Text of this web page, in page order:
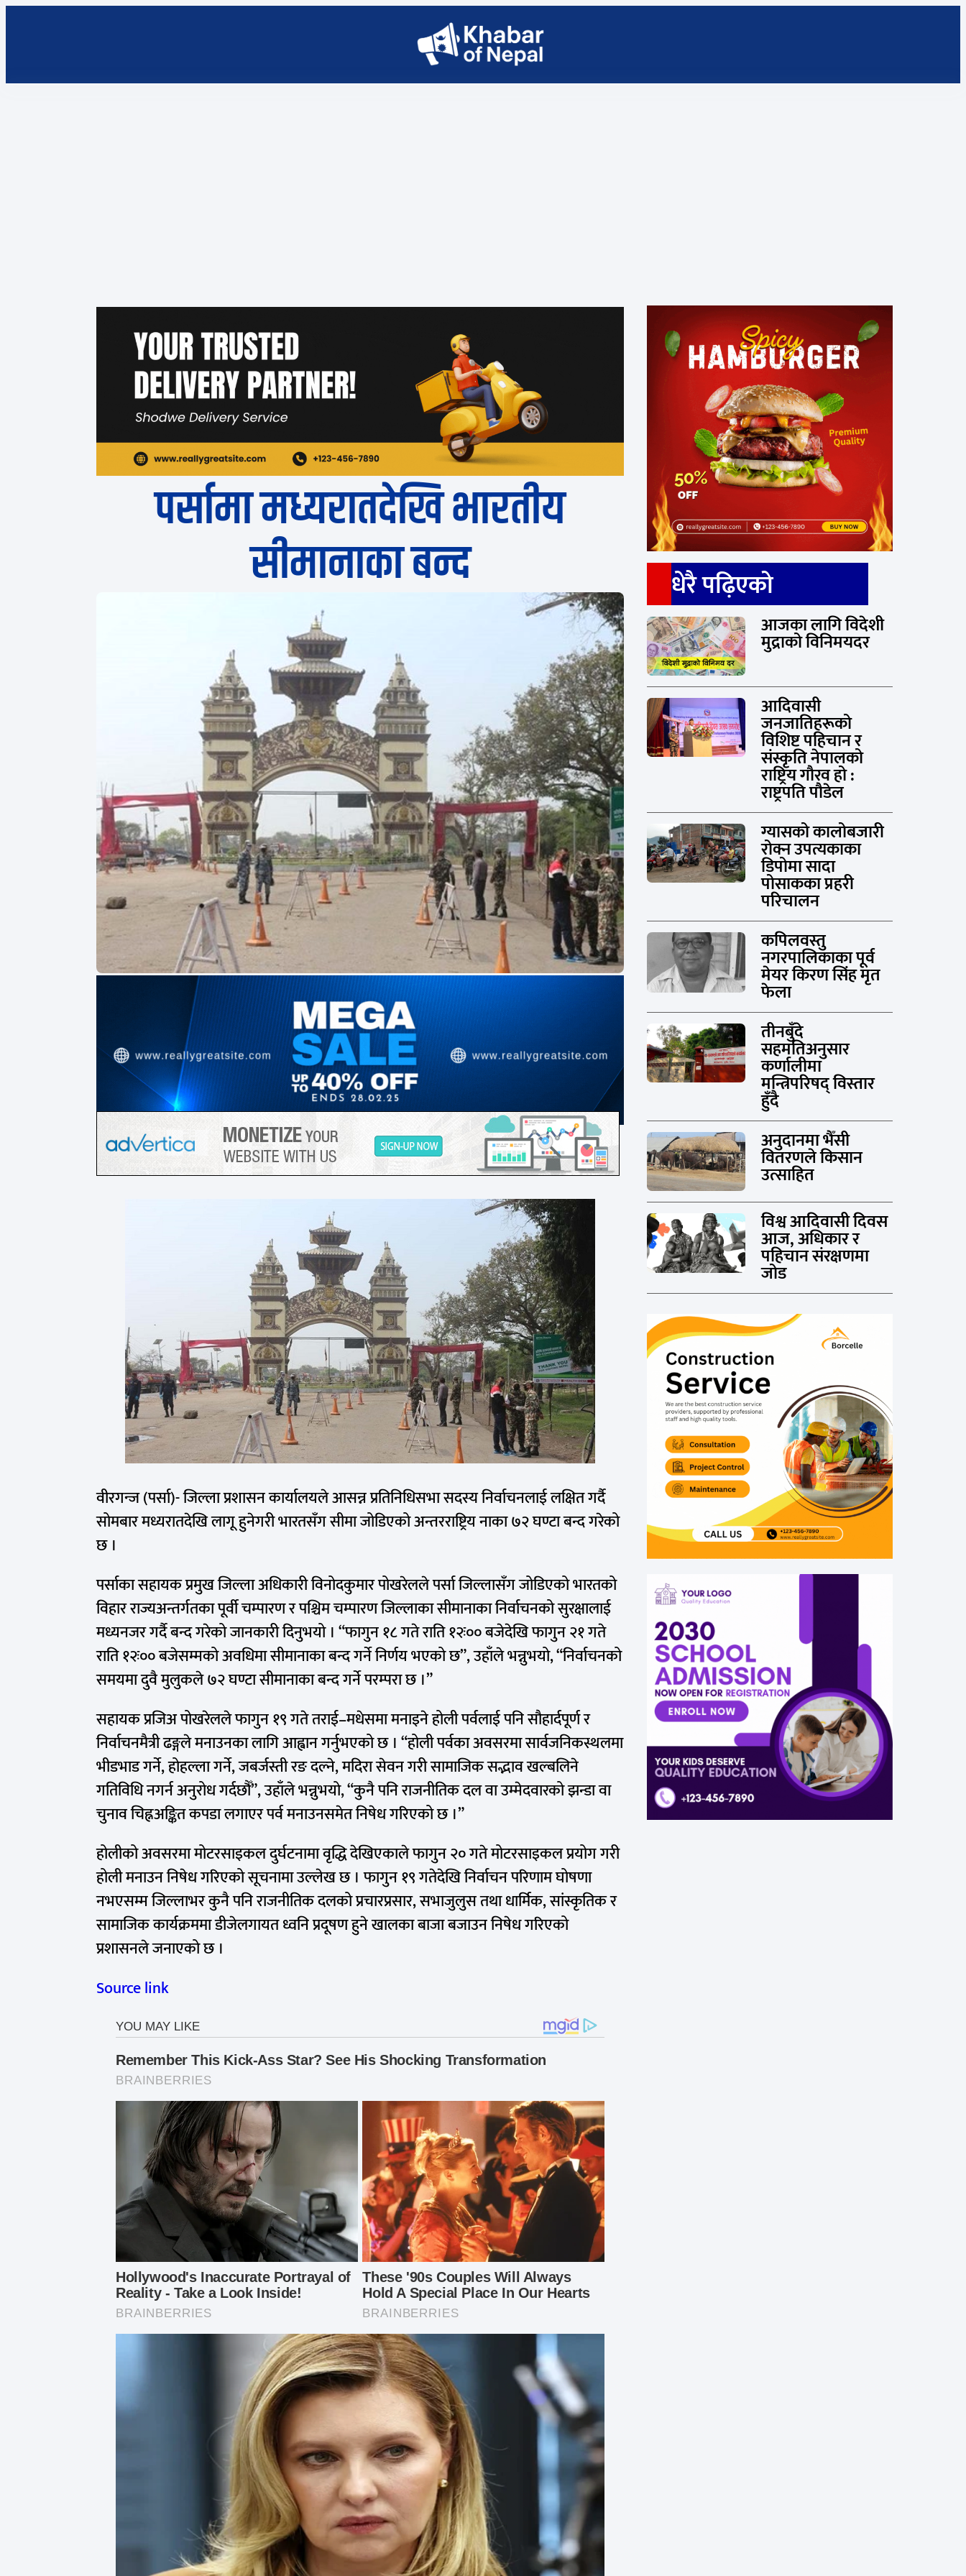
पर्सामा मध्यरातदेखि भारतीय
सीमानाका बन्द
वीरगन्ज (पर्सा)- जिल्ला प्रशासन कार्यालयले आसन्न प्रतिनिधिसभा सदस्य निर्वाचनलाई लक्षित गर्दै
सोमबार मध्यरातदेखि लागू हुनेगरी भारतसँग सीमा जोडिएको अन्तरराष्ट्रिय नाका ७२ घण्टा बन्द गरेको
छ ।
पर्साका सहायक प्रमुख जिल्ला अधिकारी विनोदकुमार पोखरेलले पर्सा जिल्लासँग जोडिएको भारतको
विहार राज्यअन्तर्गतका पूर्वी चम्पारण र पश्चिम चम्पारण जिल्लाका सीमानाका निर्वाचनको सुरक्षालाई
मध्यनजर गर्दै बन्द गरेको जानकारी दिनुभयो । “फागुन १८ गते राति १२ः०० बजेदेखि फागुन २१ गते
राति १२ः०० बजेसम्मको अवधिमा सीमानाका बन्द गर्ने निर्णय भएको छ”, उहाँले भन्नुभयो, “निर्वाचनको
समयमा दुवै मुलुकले ७२ घण्टा सीमानाका बन्द गर्ने परम्परा छ ।”
सहायक प्रजिअ पोखरेलले फागुन १९ गते तराई–मधेसमा मनाइने होली पर्वलाई पनि सौहार्दपूर्ण र
निर्वाचनमैत्री ढङ्गले मनाउनका लागि आह्वान गर्नुभएको छ । “होली पर्वका अवसरमा सार्वजनिकस्थलमा
भीडभाड गर्ने, होहल्ला गर्ने, जबर्जस्ती रङ दल्ने, मदिरा सेवन गरी सामाजिक सद्भाव खल्बलिने
गतिविधि नगर्न अनुरोध गर्दछौँ”, उहाँले भन्नुभयो, “कुनै पनि राजनीतिक दल वा उम्मेदवारको झन्डा वा
चुनाव चिह्नअङ्कित कपडा लगाएर पर्व मनाउनसमेत निषेध गरिएको छ ।”
होलीको अवसरमा मोटरसाइकल दुर्घटनामा वृद्धि देखिएकाले फागुन २० गते मोटरसाइकल प्रयोग गरी
होली मनाउन निषेध गरिएको सूचनामा उल्लेख छ । फागुन १९ गतेदेखि निर्वाचन परिणाम घोषणा
नभएसम्म जिल्लाभर कुनै पनि राजनीतिक दलको प्रचारप्रसार, सभाजुलुस तथा धार्मिक, सांस्कृतिक र
सामाजिक कार्यक्रममा डीजेलगायत ध्वनि प्रदूषण हुने खालका बाजा बजाउन निषेध गरिएको
प्रशासनले जनाएको छ ।
Source link
धेरै पढ़िएको
आजका लागि विदेशी
मुद्राको विनिमयदर
आदिवासी
जनजातिहरूको
विशिष्ट पहिचान र
संस्कृति नेपालको
राष्ट्रिय गौरव हो :
राष्ट्रपति पौडेल
ग्यासको कालोबजारी
रोक्न उपत्यकाका
डिपोमा सादा
पोसाकका प्रहरी
परिचालन
कपिलवस्तु
नगरपालिकाका पूर्व
मेयर किरण सिंह मृत
फेला
तीनबुँदे
सहमतिअनुसार
कर्णालीमा
मन्त्रिपरिषद् विस्तार
हुँदै
अनुदानमा भैँसी
वितरणले किसान
उत्साहित
विश्व आदिवासी दिवस
आज, अधिकार र
पहिचान संरक्षणमा
जोड